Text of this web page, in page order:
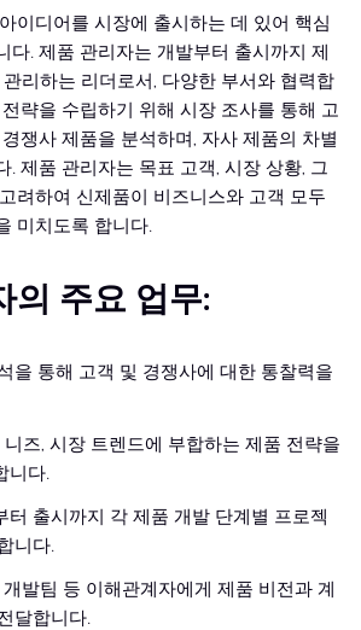
이디어를 시장에 출시하는 데 있어 핵심
다. 제품 관리자는 개발부터 출시까지 제
리하는 리더로서, 다양한 부서와 협력합
략을 수립하기 위해 시장 조사를 통해 고
쟁사 제품을 분석하며, 자사 제품의 차별
. 제품 관리자는 목표 고객, 시장 상황, 그
려하여 신제품이 비즈니스와 고객 모두
미치도록 합니다.
의 주요 업무:
을 통해 고객 및 경쟁사에 대한 통찰력을
즈, 시장 트렌드에 부합하는 제품 전략을
니다.
터 출시까지 각 제품 개발 단계별 프로젝
니다.
발팀 등 이해관계자에게 제품 비전과 계
달합니다.